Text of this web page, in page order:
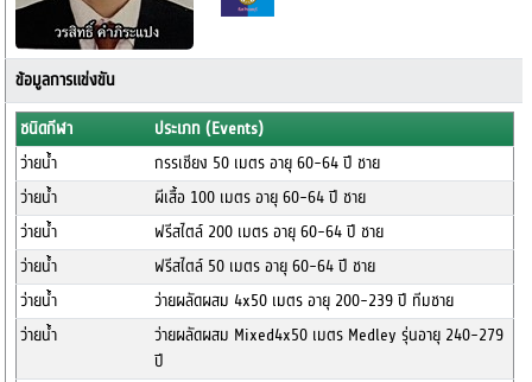
ข้อมูลการแข่งขัน
ชนิดกีฬา
ประเภท (Events)
ว่ายน้ำ
กรรเชียง 50 เมตร อายุ 60-64 ปี ชาย
ว่ายน้ำ
ผีเสื้อ 100 เมตร อายุ 60-64 ปี ชาย
ว่ายน้ำ
ฟรีสไตล์ 200 เมตร อายุ 60-64 ปี ชาย
ว่ายน้ำ
ฟรีสไตล์ 50 เมตร อายุ 60-64 ปี ชาย
ว่ายน้ำ
ว่ายผลัดผสม 4x50 เมตร อายุ 200-239 ปี ทีมชาย
ว่ายน้ำ
ว่ายผลัดผสม Mixed4x50 เมตร Medley รุ่นอายุ 240-279
ปี